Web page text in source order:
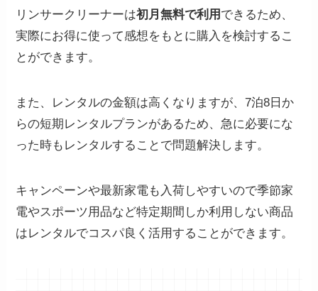
リンサークリーナーは初月無料で利用 できるため、
実際にお得に使って感想をもとに購入を検討するこ
とができます。
また、レンタルの金額は高くなりますが、7泊8日か
らの短期レンタルプランがあるため、急に必要にな
った時もレンタルすることで問題解決します。
キャンペーンや最新家電も入荷しやすいので季節家
電やスポーツ用品など特定期間しか利用しない商品
はレンタルでコスパ良く活用することができます。